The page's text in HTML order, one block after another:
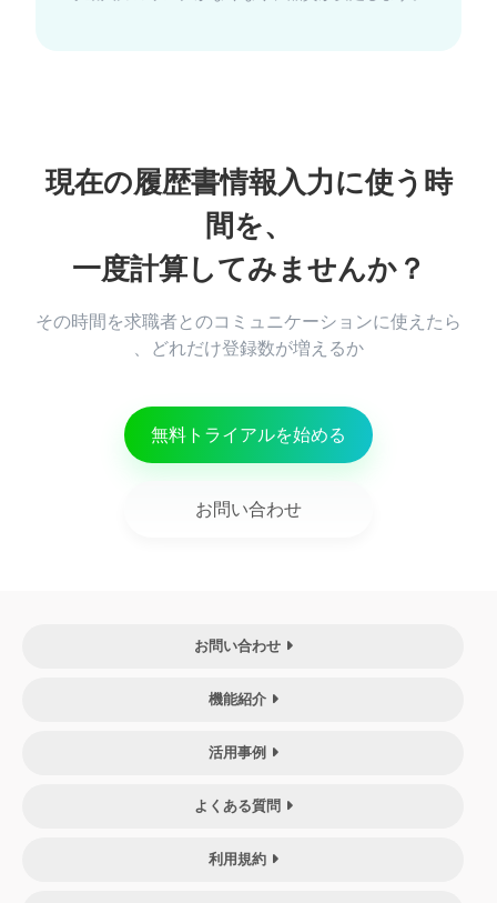
現在の履歴書情報入力に使う時
間を、
その時間を求職者とのコミュニケーションに使えたら
、どれだけ登録数が増えるか
無料トライアルを始める
お問い合わせ
お問い合わせ
機能紹介
活用事例
よくある質問
利用規約